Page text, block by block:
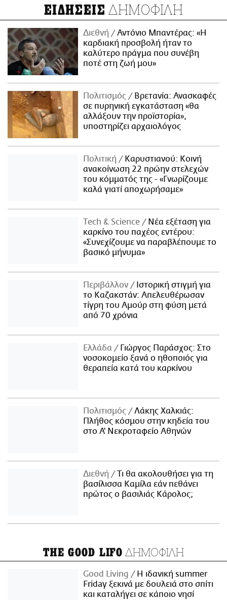
ΕΙΔΗΣΕΙΣ ΔΗΜΟΦΙΛΗ
Διεθνή
Αντόνιο Μπαντέρας: «Η
καρδιακή προσβολή ήταν το
καλύτερο πράγμα που συνέβη
ποτέ στη ζωή μου»
Πολιτισμός
Βρετανία: Ανασκαφές
σε πυρηνική εγκατάσταση «θα
αλλάξουν την προϊστορία»,
υποστηρίζει αρχαιολόγος
Πολιτική
Καρυστιανού: Κοινή
ανακοίνωση 22 πρώην στελεχών
του κόμματός της - «Γνωρίζουμε
καλά γιατί αποχωρήσαμε»
Τech & Science
Νέα εξέταση για
καρκίνο του παχέος εντέρου:
«Συνεχίζουμε να παραβλέπουμε το
βασικό μήνυμα»
Περιβάλλον
Ιστορική στιγμή για
το Καζακστάν: Απελευθέρωσαν
τίγρη του Αμούρ στη φύση μετά
από 70 χρόνια
Ελλάδα
Γιώργος Παράσχος: Στο
νοσοκομείο ξανά ο ηθοποιός για
θεραπεία κατά του καρκίνου
Πολιτισμός
Λάκης Χαλκιάς:
Πλήθος κόσμου στην κηδεία του
στο Α' Νεκροταφείο Αθηνών
Διεθνή
Τι θα ακολουθήσει για τη
βασίλισσα Καμίλα εάν πεθάνει
πρώτος ο βασιλιάς Κάρολος;
THE GOOD LIFO ΔΗΜΟΦΙΛΗ
Good Living
Η ιδανική summer
Friday ξεκινά με δουλειά στο σπίτι
και καταλήγει σε κάποιο νησί